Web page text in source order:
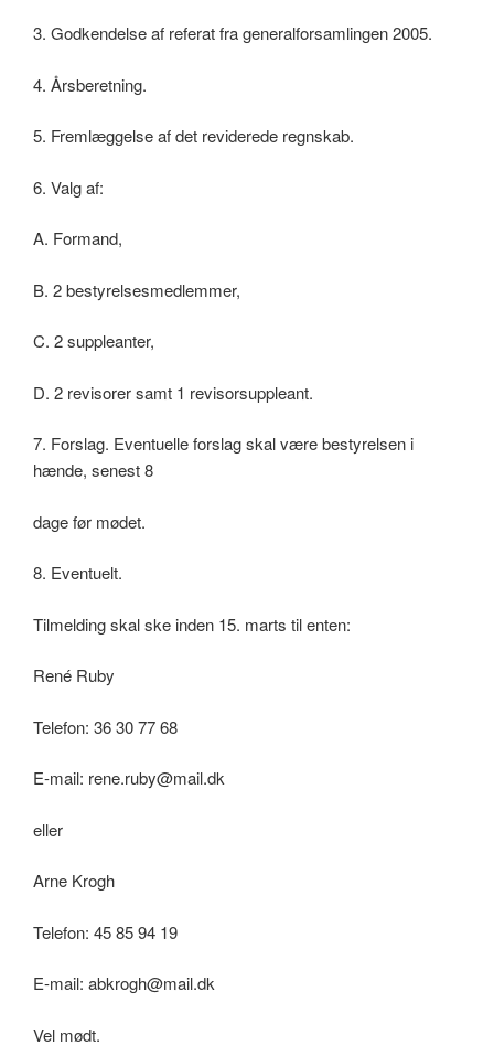
3. Godkendelse af referat fra generalforsamlingen 2005.
4. Årsberetning.
5. Fremlæggelse af det reviderede regnskab.
6. Valg af:
A. Formand,
B. 2 bestyrelsesmedlemmer,
C. 2 suppleanter,
D. 2 revisorer samt 1 revisorsuppleant.
7. Forslag. Eventuelle forslag skal være bestyrelsen i
hænde, senest 8
dage før mødet.
8. Eventuelt.
Tilmelding skal ske inden 15. marts til enten:
René Ruby
Telefon: 36 30 77 68
E-mail: rene.ruby@mail.dk
eller
Arne Krogh
Telefon: 45 85 94 19
E-mail: abkrogh@mail.dk
Vel mødt.